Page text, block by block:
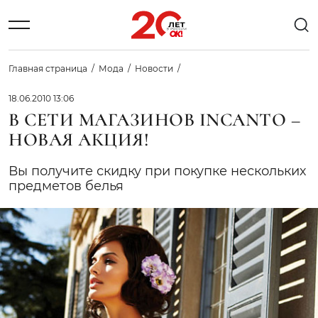
Главная страница Мода Новости
18.06.2010 13:06
В СЕТИ МАГАЗИНОВ INCANTO –
НОВАЯ АКЦИЯ!
Вы получите скидку при покупке нескольких
предметов белья